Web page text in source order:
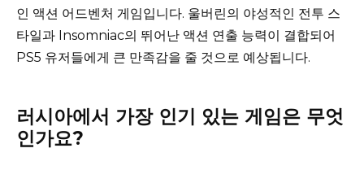
인 액션 어드벤처 게임입니다. 울버린의 야성적인 전투 스
타일과 Insomniac의 뛰어난 액션 연출 능력이 결합되어
PS5 유저들에게 큰 만족감을 줄 것으로 예상됩니다.
러시아에서 가장 인기 있는 게임은 무엇
인가요?